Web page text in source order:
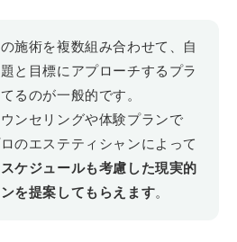
施術を複数組み合わせて、自
と目標にアプローチするプラ
るのが一般的です。
ンセリングや体験プランで
のエステティシャンによって
ケジュールも考慮した現実的
を提案してもらえます。